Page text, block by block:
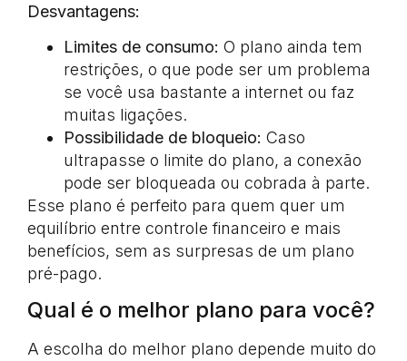
Desvantagens:
Limites de consumo: O plano ainda tem
restrições, o que pode ser um problema
se você usa bastante a internet ou faz
muitas ligações.
Possibilidade de bloqueio: Caso
ultrapasse o limite do plano, a conexão
pode ser bloqueada ou cobrada à parte.
Esse plano é perfeito para quem quer um
equilíbrio entre controle financeiro e mais
benefícios, sem as surpresas de um plano
pré-pago.
Qual é o melhor plano para você?
A escolha do melhor plano depende muito do